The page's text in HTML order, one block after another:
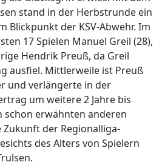
stand in der Herbstrunde ein
Blickpunkt der KSV-Abwehr. Im
17 Spielen Manuel Greil (28),
Hendrik Preuß, da Greil
ausfiel. Mittlerweile ist Preuß
und verlängerte in der
um weitere 2 Jahre bis
schon erwähnten anderen
Zukunft der Regionalliga-
des Alters von Spielern